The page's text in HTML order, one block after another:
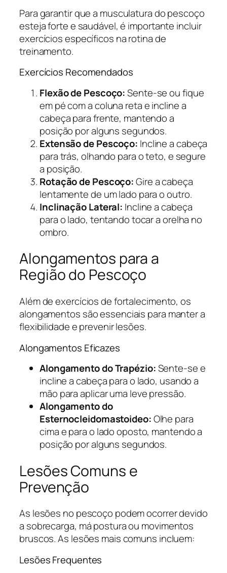
Para garantir que a musculatura do pescoço
esteja forte e saudável, é importante incluir
exercícios específicos na rotina de
treinamento.
Exercícios Recomendados
Flexão de Pescoço:Sente-se ou fique
em pé com a coluna reta e incline a
cabeça para frente, mantendo a
posição por alguns segundos.
Extensão de Pescoço: Incline a cabeça
para trás, olhando para o teto, e segure
a posição.
Rotação de Pescoço:Gire a cabeça
lentamente de um lado para o outro.
Inclinação Lateral: Incline a cabeça
para o lado, tentando tocar a orelha no
ombro.
Alongamentos para a
Região do Pescoço
Além de exercícios de fortalecimento, os
alongamentos são essenciais para manter a
flexibilidade e prevenir lesões.
Alongamentos Eficazes
Alongamento do Trapézio:Sente-se e
incline a cabeça para o lado, usando a
mão para aplicar uma leve pressão.
Alongamento do
Esternocleidomastoideo:Olhe para
cima e para o lado oposto, mantendo a
posição por alguns segundos.
Lesões Comuns e
Prevenção
As lesões no pescoço podem ocorrer devido
a sobrecarga, má postura ou movimentos
bruscos. As lesões mais comuns incluem:
Lesões Frequentes